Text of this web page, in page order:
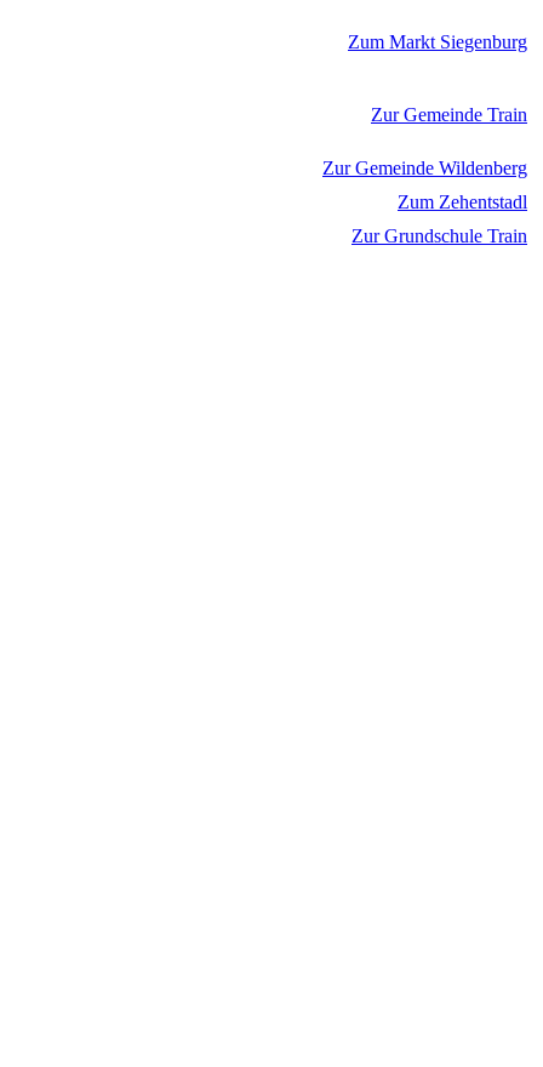
Zum Markt Siegenburg
Zur Gemeinde Train
Zur Gemeinde Wildenberg
Zum Zehentstadl
Zur Grundschule Train